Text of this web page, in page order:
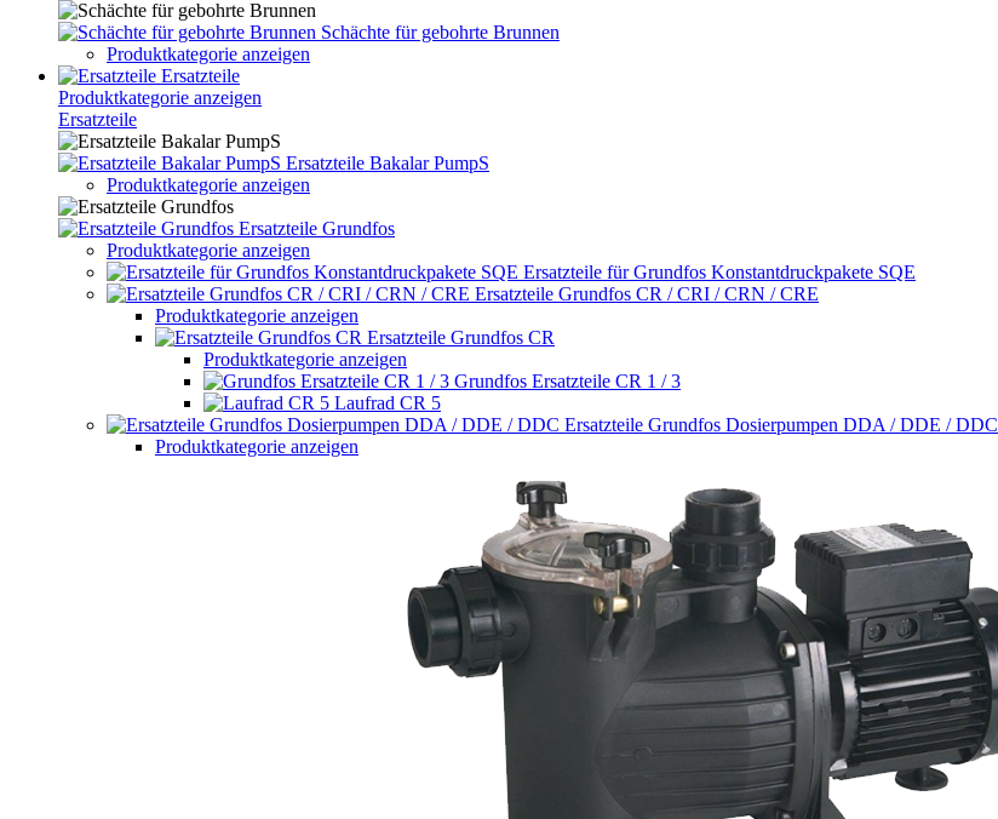
Schächte für gebohrte Brunnen
Produktkategorie anzeigen
Ersatzteile
Produktkategorie anzeigen
Ersatzteile
Ersatzteile Bakalar PumpS
Produktkategorie anzeigen
Ersatzteile Grundfos
Produktkategorie anzeigen
Ersatzteile für Grundfos Konstantdruckpakete SQE
Ersatzteile Grundfos CR / CRI / CRN / CRE
Produktkategorie anzeigen
Ersatzteile Grundfos CR
Produktkategorie anzeigen
Grundfos Ersatzteile CR 1 / 3
Laufrad CR 5
Ersatzteile Grundfos Dosierpumpen DDA / DDE / DDC
Produktkategorie anzeigen